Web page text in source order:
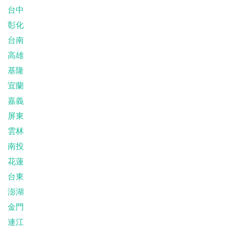
台中
彰化
台南
高雄
基隆
宜蘭
嘉義
屏東
雲林
南投
花蓮
台東
澎湖
金門
連江